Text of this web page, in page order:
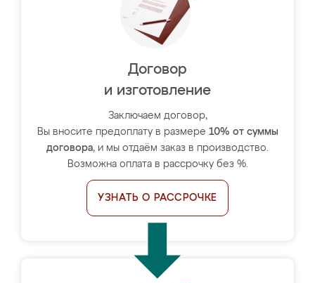
Договор
и изготовление
Заключаем договор,
Вы вносите предоплату в размере 10% от суммы
договора, и мы отдаём заказ в производство.
Возможна оплата в рассрочку без %.
УЗНАТЬ О РАССРОЧКЕ